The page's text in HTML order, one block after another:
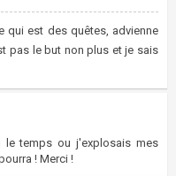
qui est des quêtes, advienne
pas le but non plus et je sais
temps ou j'explosais mes
! Merci !